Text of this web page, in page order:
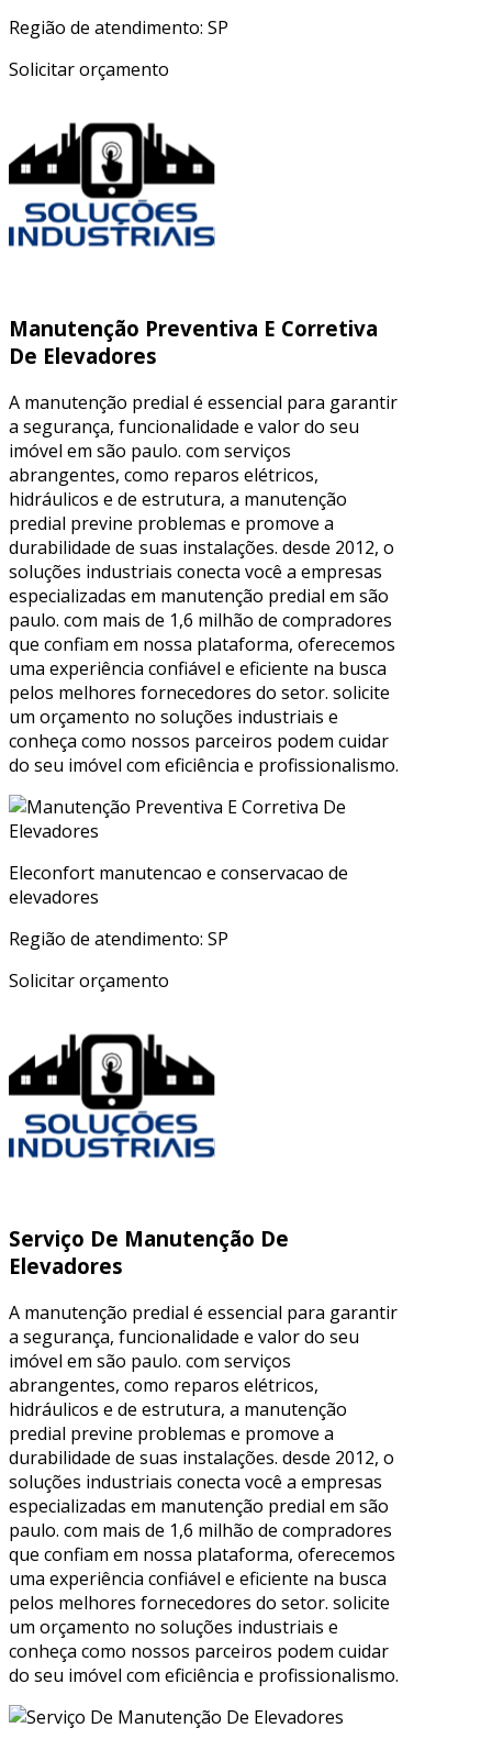
Região de atendimento: SP
Solicitar orçamento
Manutenção Preventiva E Corretiva
De Elevadores
A manutenção predial é essencial para garantir
a segurança, funcionalidade e valor do seu
imóvel em são paulo. com serviços
abrangentes, como reparos elétricos,
hidráulicos e de estrutura, a manutenção
predial previne problemas e promove a
durabilidade de suas instalações. desde 2012, o
soluções industriais conecta você a empresas
especializadas em manutenção predial em são
paulo. com mais de 1,6 milhão de compradores
que confiam em nossa plataforma, oferecemos
uma experiência confiável e eficiente na busca
pelos melhores fornecedores do setor. solicite
um orçamento no soluções industriais e
conheça como nossos parceiros podem cuidar
do seu imóvel com eficiência e profissionalismo.
Eleconfort manutencao e conservacao de
elevadores
Região de atendimento: SP
Solicitar orçamento
Serviço De Manutenção De
Elevadores
A manutenção predial é essencial para garantir
a segurança, funcionalidade e valor do seu
imóvel em são paulo. com serviços
abrangentes, como reparos elétricos,
hidráulicos e de estrutura, a manutenção
predial previne problemas e promove a
durabilidade de suas instalações. desde 2012, o
soluções industriais conecta você a empresas
especializadas em manutenção predial em são
paulo. com mais de 1,6 milhão de compradores
que confiam em nossa plataforma, oferecemos
uma experiência confiável e eficiente na busca
pelos melhores fornecedores do setor. solicite
um orçamento no soluções industriais e
conheça como nossos parceiros podem cuidar
do seu imóvel com eficiência e profissionalismo.